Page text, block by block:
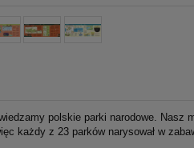
polskie parki narodowe. Nasz
każdy z 23 parków narysował w